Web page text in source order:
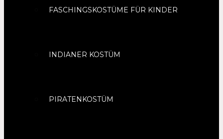
FASCHINGSKOSTÜME FÜR KINDER
INDIANER KOSTÜM
PIRATENKOSTÜM